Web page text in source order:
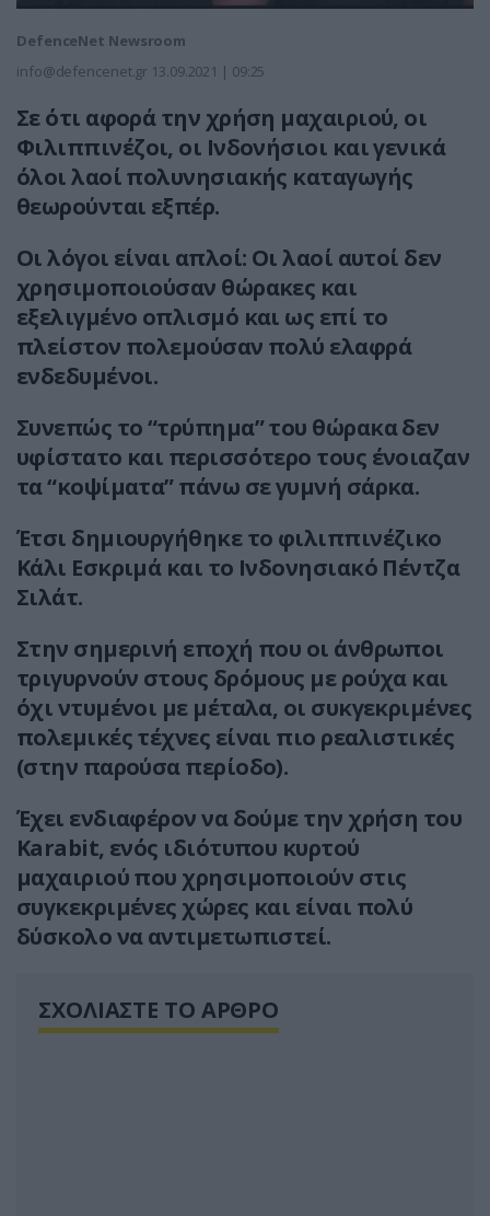
DefenceNet Newsroom
info@defencenet.gr 13.09.2021 | 09:25
Σε ότι αφορά την χρήση μαχαιριού, οι
Φιλιππινέζοι, οι Ινδονήσιοι και γενικά
όλοι λαοί πολυνησιακής καταγωγής
θεωρούνται εξπέρ.
Οι λόγοι είναι απλοί: Οι λαοί αυτοί δεν
χρησιμοποιούσαν θώρακες και
εξελιγμένο οπλισμό και ως επί το
πλείστον πολεμούσαν πολύ ελαφρά
ενδεδυμένοι.
Συνεπώς το “τρύπημα” του θώρακα δεν
υφίστατο και περισσότερο τους ένοιαζαν
τα “κοψίματα” πάνω σε γυμνή σάρκα.
Έτσι δημιουργήθηκε το φιλιππινέζικο
Κάλι Εσκριμά και το Ινδονησιακό Πέντζα
Σιλάτ.
Στην σημερινή εποχή που οι άνθρωποι
τριγυρνούν στους δρόμους με ρούχα και
όχι ντυμένοι με μέταλα, οι συκγεκριμένες
πολεμικές τέχνες είναι πιο ρεαλιστικές
(στην παρούσα περίοδο).
Έχει ενδιαφέρον να δούμε την χρήση του
Karabit, ενός ιδιότυπου κυρτού
μαχαιριού που χρησιμοποιούν στις
συγκεκριμένες χώρες και είναι πολύ
δύσκολο να αντιμετωπιστεί.
ΣΧΟΛΙΑΣΤΕ ΤΟ ΑΡΘΡΟ